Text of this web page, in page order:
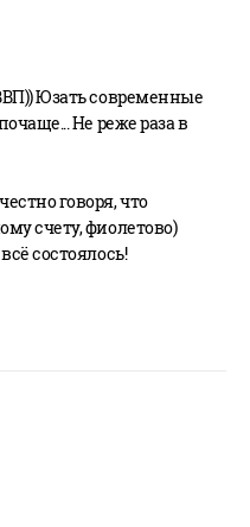
Юзать современные
Не реже раза в
говоря, что
счету, фиолетово)
состоялось!